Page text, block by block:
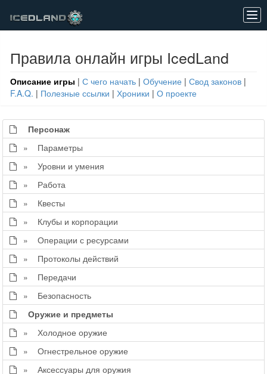
Правила онлайн игры IcedLand
Описание игры | С чего начать | Обучение | Свод законов |
F.A.Q. | Полезные ссылки | Хроники | О проекте
Персонаж
» Параметры
» Уровни и умения
» Работа
» Квесты
» Клубы и корпорации
» Операции с ресурсами
» Протоколы действий
» Передачи
» Безопасность
Оружие и предметы
» Холодное оружие
» Огнестрельное оружие
» Аксессуары для оружия